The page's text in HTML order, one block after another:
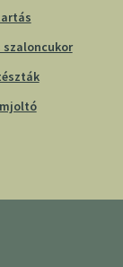
szaloncukor